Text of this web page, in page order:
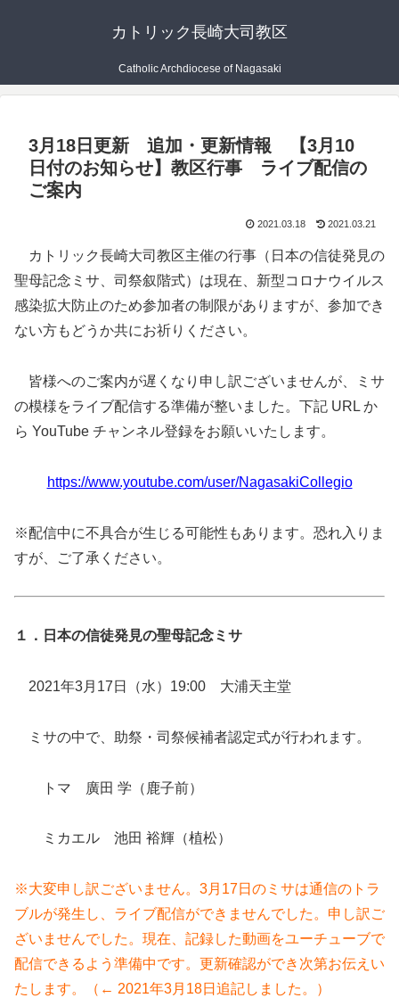
カトリック長崎大司教区
Catholic Archdiocese of Nagasaki
3月18日更新 追加・更新情報 【3月10
日付のお知らせ】教区行事 ライブ配信の
ご案内
2021.03.18 2021.03.21
カトリック長崎大司教区主催の行事（日本の信徒発見の
聖母記念ミサ、司祭叙階式）は現在、新型コロナウイルス
感染拡大防止のため参加者の制限がありますが、参加でき
ない方もどうか共にお祈りください。
皆様へのご案内が遅くなり申し訳ございませんが、ミサ
の模様をライブ配信する準備が整いました。下記 URL か
ら YouTube チャンネル登録をお願いいたします。
https://www.youtube.com/user/NagasakiCollegio
※配信中に不具合が生じる可能性もあります。恐れ入りま
すが、ご了承ください。
１．日本の信徒発見の聖母記念ミサ
2021年3月17日（水）19:00 大浦天主堂
ミサの中で、助祭・司祭候補者認定式が行われます。
トマ 廣田 学（鹿子前）
ミカエル 池田 裕輝（植松）
※大変申し訳ございません。3月17日のミサは通信のトラ
ブルが発生し、ライブ配信ができませんでした。申し訳ご
ざいませんでした。現在、記録した動画をユーチューブで
配信できるよう準備中です。更新確認ができ次第お伝えい
たします。（← 2021年3月18日追記しました。）